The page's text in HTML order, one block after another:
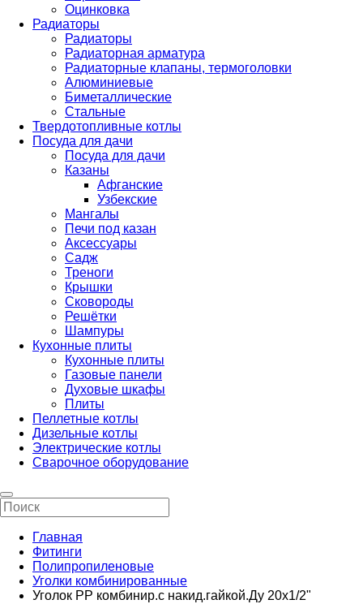
Оцинковка
Радиаторы
Радиаторы
Радиаторная арматура
Радиаторные клапаны, термоголовки
Алюминиевые
Биметаллические
Стальные
Твердотопливные котлы
Посуда для дачи
Посуда для дачи
Казаны
Афганские
Узбекские
Мангалы
Печи под казан
Аксессуары
Садж
Треноги
Крышки
Сковороды
Решётки
Шампуры
Кухонные плиты
Кухонные плиты
Газовые панели
Духовые шкафы
Плиты
Пеллетные котлы
Дизельные котлы
Электрические котлы
Сварочное оборудование
Главная
Фитинги
Полипропиленовые
Уголки комбинированные
Уголок РР комбинир.с накид.гайкой.Ду 20х1/2"